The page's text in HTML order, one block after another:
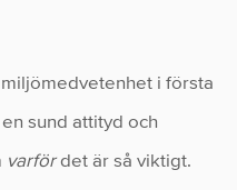
i första
sund attityd och
varfördet är så viktigt.